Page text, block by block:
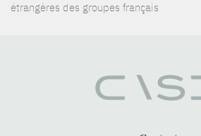
étrangères des groupes français